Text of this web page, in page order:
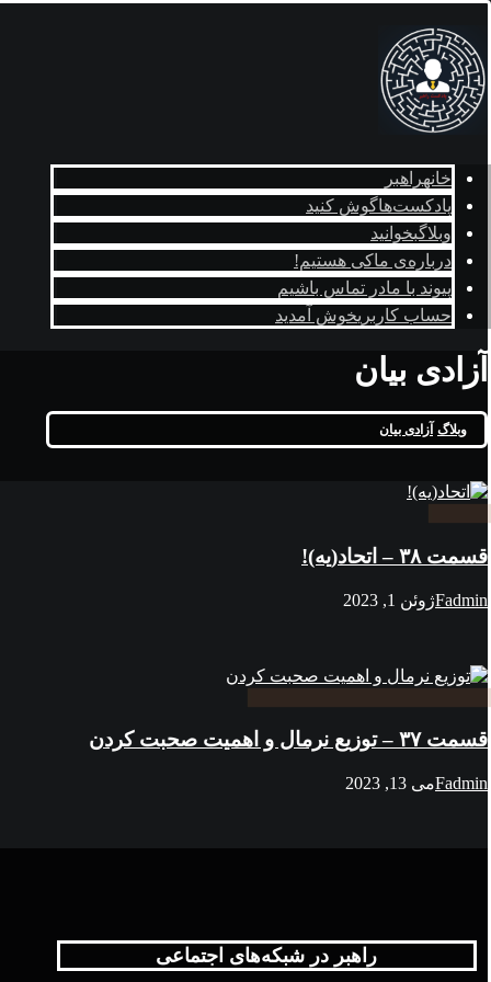
خانهراهبر
پادکست‌هاگوش کنید
وبلاگبخوانید
درباره‌ی ماکی هستیم!
پیوند با مادر تماس باشیم
حساب کاربریخوش آمدید
آزادی بیان
وبلاگ آزادی بیان
قسمت ۳۸ – اتحاد(یه)!
Fadminژوئن 1, 2023
قسمت ۳۷ – توزیع نرمال و اهمیت صحبت کردن
Fadminمی 13, 2023
راهبر در شبکه‌های اجتماعی